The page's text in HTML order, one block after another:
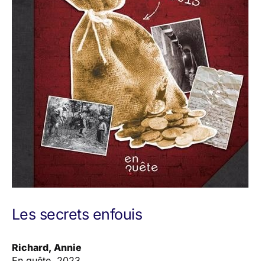
Les secrets enfouis
Richard, Annie